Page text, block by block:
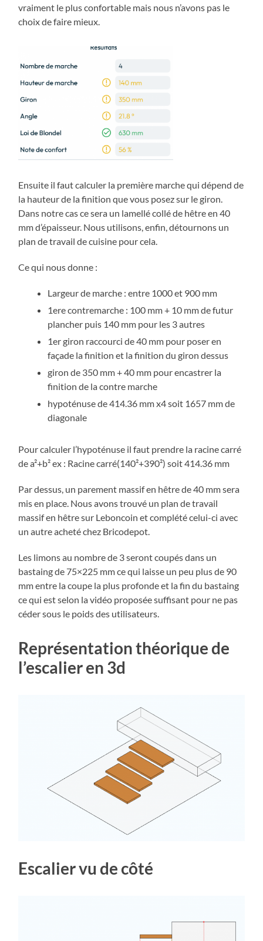
vraiment le plus confortable mais nous n’avons pas le
choix de faire mieux.
Ensuite il faut calculer la première marche qui dépend de
la hauteur de la finition que vous posez sur le giron.
Dans notre cas ce sera un lamellé collé de hêtre en 40
mm d’épaisseur. Nous utilisons, enfin, détournons un
plan de travail de cuisine pour cela.
Ce qui nous donne :
Largeur de marche : entre 1000 et 900 mm
1ere contremarche : 100 mm + 10 mm de futur
plancher puis 140 mm pour les 3 autres
1er giron raccourci de 40 mm pour poser en
façade la finition et la finition du giron dessus
giron de 350 mm + 40 mm pour encastrer la
finition de la contre marche
hypoténuse de 414.36 mm x4 soit 1657 mm de
diagonale
Pour calculer l’hypoténuse il faut prendre la racine carré
de a²+b² ex : Racine carré(140²+390²) soit 414.36 mm
Par dessus, un parement massif en hêtre de 40 mm sera
mis en place. Nous avons trouvé un plan de travail
massif en hêtre sur Leboncoin et complété celui-ci avec
un autre acheté chez Bricodepot.
Les limons au nombre de 3 seront coupés dans un
bastaing de 75×225 mm ce qui laisse un peu plus de 90
mm entre la coupe la plus profonde et la fin du bastaing
ce qui est selon la vidéo proposée suffisant pour ne pas
céder sous le poids des utilisateurs.
Représentation théorique de
l’escalier en 3d
Escalier vu de côté